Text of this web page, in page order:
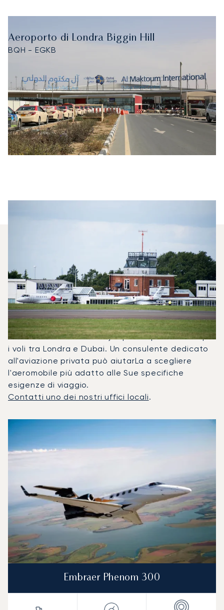
Aeroporto di Londra Biggin Hill
BQH - EGKB
Quali Jet Privati Vengono
Noleggiati Più
Frequentemente Tra Dubai E
Londra?
Nel 2025, il Phenom 300, il Falcon 2000LX e il
Global 6000 sono stati i jet privati più utilizzati per
i voli tra Londra e Dubai. Un consulente dedicato
all'aviazione privata può aiutarLa a scegliere
l'aeromobile più adatto alle Sue specifiche
esigenze di viaggio.
Contatti uno dei nostri uffici locali.
Foto dell'aeromobileModello di aeromobile
Posti
Velocità (km/h)
Velocità (nodi)
Autonomia (NM)
Embraer Phenom 300